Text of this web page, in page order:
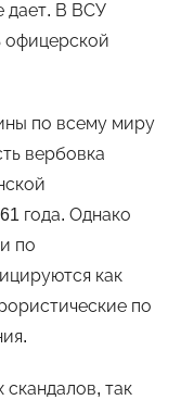
дает. В ВСУ
офицерской
по всему миру
вербовка
года. Однако
по
как
по
так